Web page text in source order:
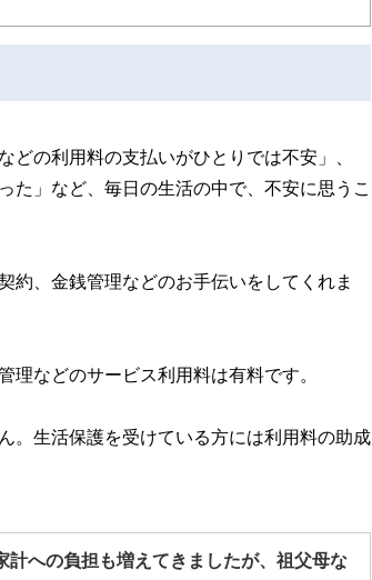
どの利用料の支払いがひとりでは不安」、
た」など、毎日の生活の中で、不安に思うこ
約、金銭管理などのお手伝いをしてくれま
などのサービス利用料は有料です。
。生活保護を受けている方には利用料の助成
への負担も増えてきましたが、祖父母な